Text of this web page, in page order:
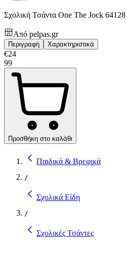
Σχολική Τσάντα One The Jock 64128
Από pelpas.gr
Περιγραφή Χαρακτηριστικά
€24
99
Προσθήκη στο καλάθι
Παιδικά & Βρεφικά
/
Σχολικά Είδη
/
Σχολικές Τσάντες